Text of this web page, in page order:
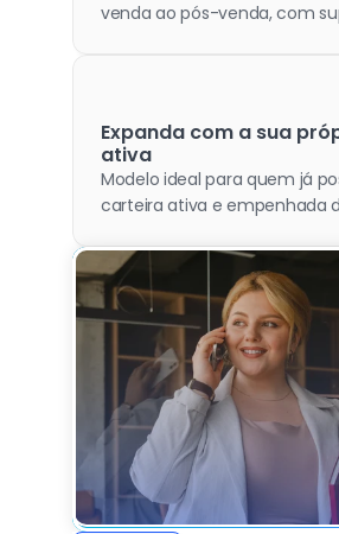
venda ao pós-venda, com
Expanda com a sua
ativa
Modelo ideal para quem já
carteira ativa e empenhada